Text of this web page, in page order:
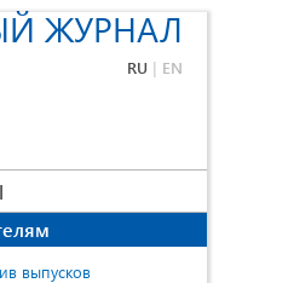
ЖУРНАЛ
RU | EN
выпусков